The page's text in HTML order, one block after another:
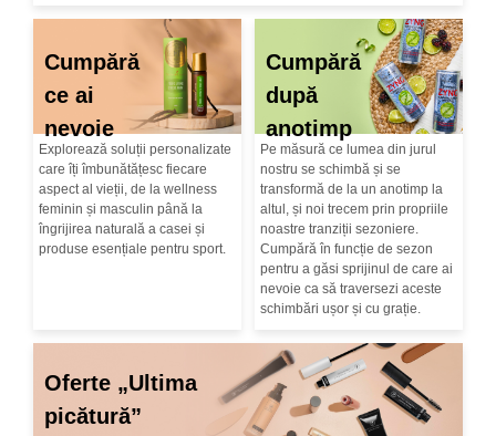
Cumpără
ce ai
nevoie
Explorează soluții personalizate
care îți îmbunătățesc fiecare
aspect al vieții, de la wellness
feminin și masculin până la
îngrijirea naturală a casei și
produse esențiale pentru sport.
Cumpără
după
anotimp
Pe măsură ce lumea din jurul
nostru se schimbă și se
transformă de la un anotimp la
altul, și noi trecem prin propriile
noastre tranziții sezoniere.
Cumpără în funcție de sezon
pentru a găsi sprijinul de care ai
nevoie ca să traversezi aceste
schimbări ușor și cu grație.
Oferte „Ultima
picătură”